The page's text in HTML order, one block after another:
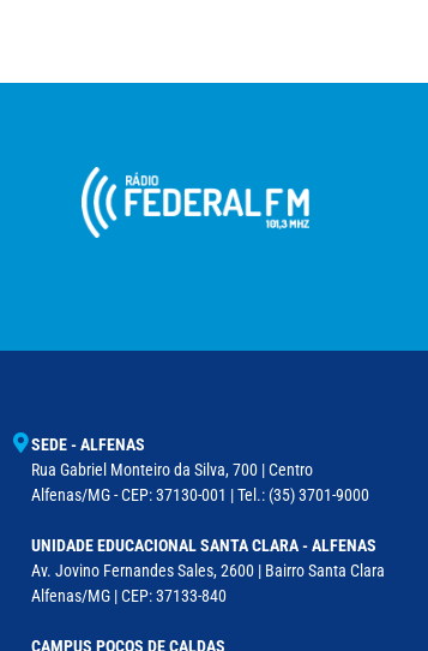
SEDE - ALFENAS
Rua Gabriel Monteiro da Silva, 700 | Centro
Alfenas/MG - CEP: 37130-001 | Tel.: (35) 3701-9000
UNIDADE EDUCACIONAL SANTA CLARA - ALFENAS
Av. Jovino Fernandes Sales, 2600 | Bairro Santa Clara
Alfenas/MG | CEP: 37133-840
CAMPUS POÇOS DE CALDAS